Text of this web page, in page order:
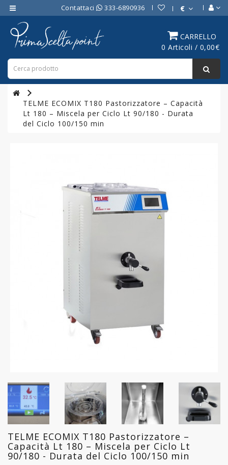
Contattaci 333-6890936 €
CARRELLO
0 Articoli / 0,00€
Category
ATTREZZATURE
BAR
ATTREZZATURE
PROFESSIONALI
CUCINA
LINEA
MACELLERIA
LAVAGGIO
PROFESSIONALE
TELME ECOMIX T180 Pastorizzatore – Capacità
Lt 180 – Miscela per Ciclo Lt 90/180 - Durata
del Ciclo 100/150 min
TELME ECOMIX T180 Pastorizzatore –
Capacità Lt 180 – Miscela per Ciclo Lt
90/180 - Durata del Ciclo 100/150 min